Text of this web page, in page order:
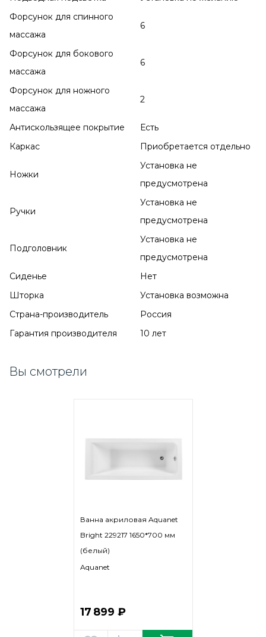
Форсунок для спинного
массажа
6
Форсунок для бокового
массажа
6
Форсунок для ножного
массажа
2
Антискользящее покрытие
Есть
Каркас
Приобретается отдельно
Ножки
Установка не
предусмотрена
Ручки
Установка не
предусмотрена
Подголовник
Установка не
предусмотрена
Сиденье
Нет
Шторка
Установка возможна
Страна-производитель
Россия
Гарантия производителя
10 лет
Вы смотрели
Ванна акриловая Aquanet
Bright 229217 1650*700 мм
(белый)
Aquanet
17 899 ₽